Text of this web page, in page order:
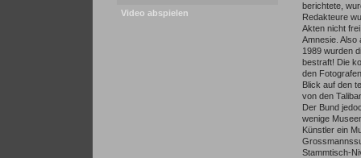
Video abspielen
berichtete,
Redakteure
Akten nicht
Amnesie. Also
1989 wurden
bestraft! Die
den
Blick auf den
von den
Der Bund
wenige
Künstler ein
Stammtisch-